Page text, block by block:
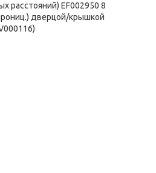
расстояний) EF002950 8
дверцой/крышкой